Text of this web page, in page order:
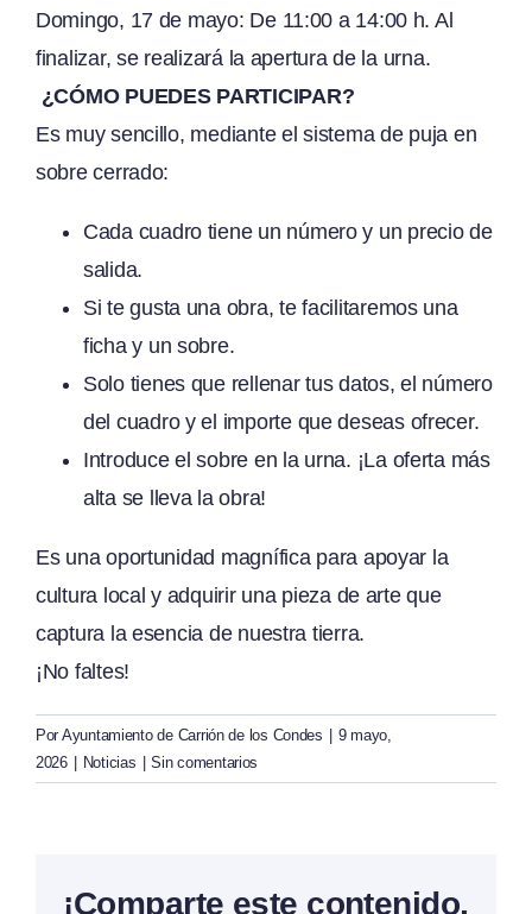
Domingo, 17 de mayo: De 11:00 a 14:00 h. Al
finalizar, se realizará la apertura de la urna.
¿CÓMO PUEDES PARTICIPAR?
Es muy sencillo, mediante el sistema de puja en
sobre cerrado:
Cada cuadro tiene un número y un precio de
salida.
Si te gusta una obra, te facilitaremos una
ficha y un sobre.
Solo tienes que rellenar tus datos, el número
del cuadro y el importe que deseas ofrecer.
Introduce el sobre en la urna. ¡La oferta más
alta se lleva la obra!
Es una oportunidad magnífica para apoyar la
cultura local y adquirir una pieza de arte que
captura la esencia de nuestra tierra.
¡No faltes!
Por Ayuntamiento de Carrión de los Condes
9 mayo,
2026
Noticias Sin comentarios
¡Comparte este contenido,